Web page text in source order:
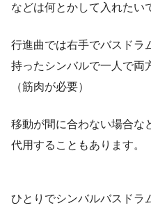
などは何とかして入れたい
行進曲では右手でバスドラ
持ったシンバルで一人で両
（筋肉が必要）
移動が間に合わない場合な
代用することもあります。
ひとりでシンバルバスドラ